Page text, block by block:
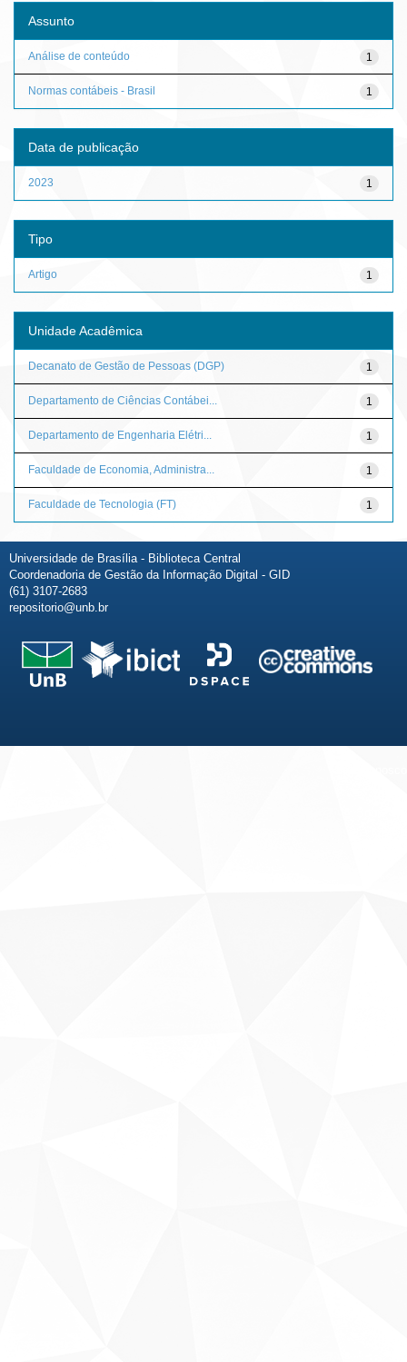
Assunto
1
Análise de conteúdo
1
Normas contábeis - Brasil
Data de publicação
1
2023
Tipo
1
Artigo
Unidade Acadêmica
1
Decanato de Gestão de Pessoas (DGP)
1
Departamento de Ciências Contábei...
1
Departamento de Engenharia Elétri...
1
Faculdade de Economia, Administra...
1
Faculdade de Tecnologia (FT)
Universidade de Brasília - Biblioteca Central
Coordenadoria de Gestão da Informação Digital - GID
(61) 3107-2683
repositorio@unb.br